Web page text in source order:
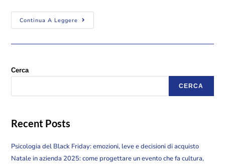
Continua A Leggere
Cerca
CERCA
Recent Posts
Psicologia del Black Friday: emozioni, leve e decisioni di acquisto
Natale in azienda 2025: come progettare un evento che fa cultura,